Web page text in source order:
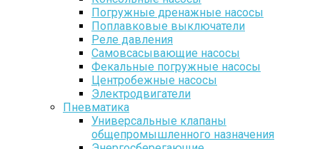
Погружные дренажные насосы
Поплавковые выключатели
Реле давления
Самовсасывающие насосы
Фекальные погружные насосы
Центробежные насосы
Электродвигатели
Пневматика
Универсальные клапаны
общепромышленного назначения